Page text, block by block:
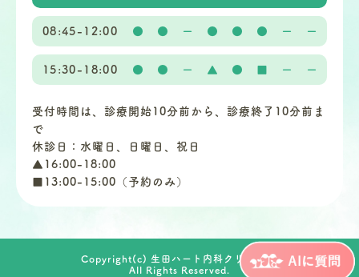
08:45-12:00 ● ● ー ● ● ● ー ー
15:30-18:00 ● ● ー ▲ ● ■ ー ー
受付時間は、診療開始10分前から、診療終了10分前ま
で
休診日：水曜日、日曜日、祝日
▲16:00-18:00
■13:00-15:00（予約のみ）
Copyright(c) 生田ハート内科クリニック.
All Rights Reserved.